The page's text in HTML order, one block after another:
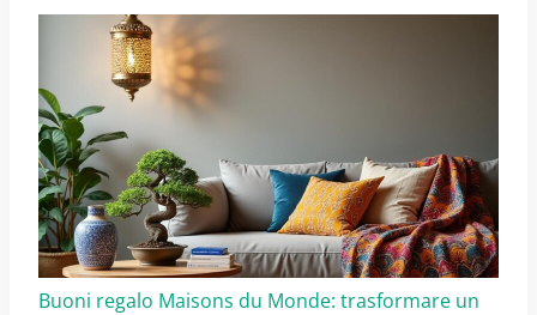
Buoni regalo Maisons du Monde: trasformare un